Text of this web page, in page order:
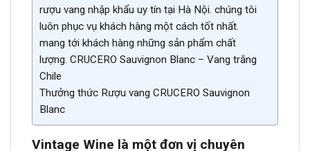
rượu vang nhập khẩu uy tín tại Hà Nội. chúng tôi
luôn phục vụ khách hàng một cách tốt nhất.
mang tới khách hàng những sản phẩm chất
lượng. CRUCERO Sauvignon Blanc – Vang trắng
Chile
Thưởng thức Rượu vang CRUCERO Sauvignon
Blanc
Vintage Wine là một đơn vị chuyên